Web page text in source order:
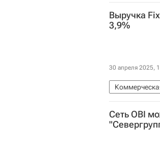
Выручка
3,9%
30 апреля 2025,
Сеть OBI